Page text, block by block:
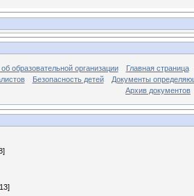
образовательной организации
Главная страница
Безопасность детей
Документы
Архив документов